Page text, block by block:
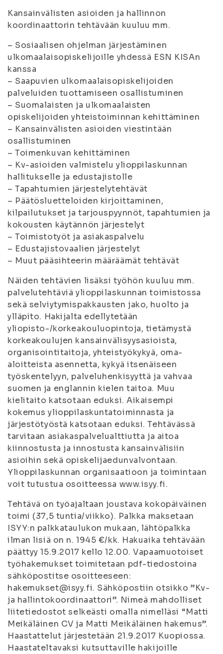
Kansainvälisten asioiden ja hallinnon
koordinaattorin tehtävään kuuluu mm.
– Sosiaalisen ohjelman järjestäminen
ulkomaalaisopiskelijoille yhdessä ESN KISAn
kanssa
– Saapuvien ulkomaalaisopiskelijoiden
palveluiden tuottamiseen osallistuminen
– Suomalaisten ja ulkomaalaisten
opiskelijoiden yhteistoiminnan kehittäminen
– Kansainvälisten asioiden viestintään
osallistuminen
– Toimenkuvan kehittäminen
– Kv-asioiden valmistelu ylioppilaskunnan
hallitukselle ja edustajistolle
– Tapahtumien järjestelytehtävät
– Päätösluetteloiden kirjoittaminen,
kilpailutukset ja tarjouspyynnöt, tapahtumien ja
kokousten käytännön järjestelyt
– Toimistotyöt ja asiakaspalvelu
– Edustajistovaalien järjestelyt
– Muut pääsihteerin määräämät tehtävät
Näiden tehtävien lisäksi työhön kuuluu mm.
palvelutehtäviä ylioppilaskunnan toimistossa
sekä selviytymispakkausten jako, huolto ja
ylläpito. Hakijalta edellytetään
yliopisto-/korkeakouluopintoja, tietämystä
korkeakoulujen kansainvälisyysasioista,
organisointitaitoja, yhteistyökykyä, oma-
aloitteista asennetta, kykyä itsenäiseen
työskentelyyn, palveluhenkisyyttä ja vahvaa
suomen ja englannin kielen taitoa. Muu
kielitaito katsotaan eduksi. Aikaisempi
kokemus ylioppilaskuntatoiminnasta ja
järjestötyöstä katsotaan eduksi. Tehtävässä
tarvitaan asiakaspalvelualttiutta ja aitoa
kiinnostusta ja innostusta kansainvälisiin
asioihin sekä opiskelijaedunvalvontaan.
Ylioppilaskunnan organisaatioon ja toimintaan
voit tutustua osoitteessa www.isyy.fi.
Tehtävä on työajaltaan joustava kokopäiväinen
toimi (37,5 tuntia/viikko). Palkka maksetaan
ISYY:n palkkataulukon mukaan, lähtöpalkka
ilman lisiä on n. 1945 €/kk. Hakuaika tehtävään
päättyy 15.9.2017 kello 12.00. Vapaamuotoiset
työhakemukset toimitetaan pdf-tiedostoina
sähköpostitse osoitteeseen:
hakemukset@isyy.fi. Sähköpostiin otsikko ”Kv-
ja hallintokoordinaattori”. Nimeä mahdolliset
liitetiedostot selkeästi omalla nimelläsi “Matti
Meikäläinen CV ja Matti Meikäläinen hakemus”.
Haastattelut järjestetään 21.9.2017 Kuopiossa.
Haastateltavaksi kutsuttaville hakijoille